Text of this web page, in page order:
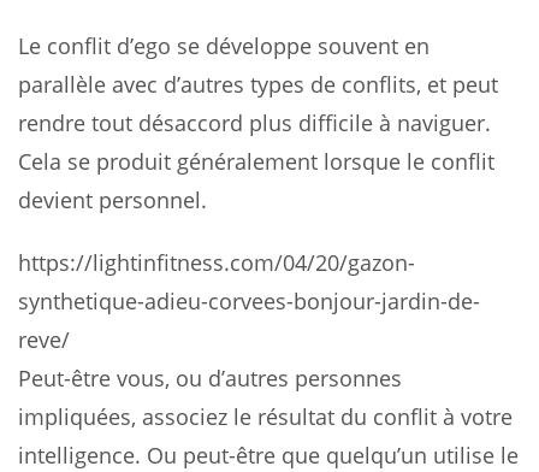
Le conflit d’ego se développe souvent en
parallèle avec d’autres types de conflits, et peut
rendre tout désaccord plus difficile à naviguer.
Cela se produit généralement lorsque le conflit
devient personnel.
https://lightinfitness.com/04/20/gazon-
synthetique-adieu-corvees-bonjour-jardin-de-
reve/
Peut-être vous, ou d’autres personnes
impliquées, associez le résultat du conflit à votre
intelligence. Ou peut-être que quelqu’un utilise le